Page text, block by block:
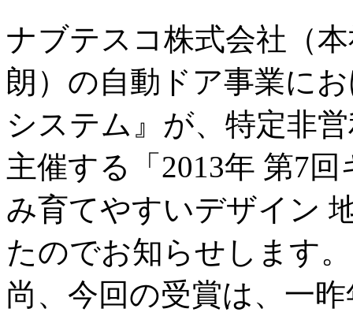
ナブテスコ株式会社（
朗）の自動ドア事業に
システム』が、特定非
主催する「2013年 第7
み育てやすいデザイン
たのでお知らせします。
尚、今回の受賞は、一